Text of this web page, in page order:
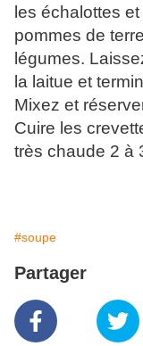
les échalottes
pommes de
légumes.
la laitue et
Mixez et
Cuire les
très chaude 2 à
#soupe
Partager